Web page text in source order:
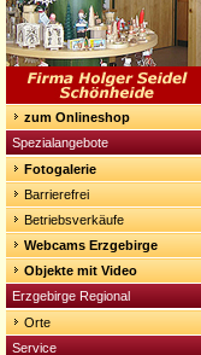
zum Onlineshop
Spezialangebote
Fotogalerie
Barrierefrei
Betriebsverkäufe
Webcams Erzgebirge
Objekte mit Video
Erzgebirge Regional
Orte
Service